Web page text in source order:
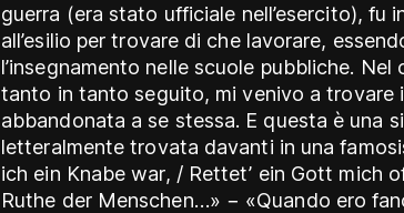
guerra (era stato ufficiale nell’esercito), fu
all’esilio per trovare di che lavorare,
l’insegnamento nelle scuole pubbliche. Nel
tanto in tanto seguito, mi venivo a trovare
abbandonata a se stessa. E questa è una
letteralmente trovata davanti in una
ich ein Knabe war, / Rettet’ ein Gott mich
Ruthe der Menschen…» − «Quando ero